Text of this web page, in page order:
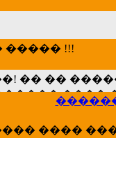
!!!
�� ��
����
����